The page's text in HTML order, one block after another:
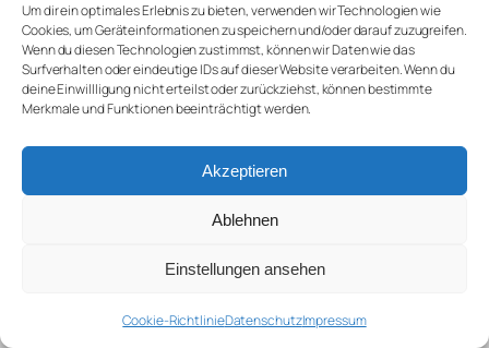
Um dir ein optimales Erlebnis zu bieten, verwenden wir Technologien wie
Cookies, um Geräteinformationen zu speichern und/oder darauf zuzugreifen.
Wenn du diesen Technologien zustimmst, können wir Daten wie das
Surfverhalten oder eindeutige IDs auf dieser Website verarbeiten. Wenn du
deine Einwillligung nicht erteilst oder zurückziehst, können bestimmte
Merkmale und Funktionen beeinträchtigt werden.
Akzeptieren
Ablehnen
Einstellungen ansehen
Cookie-RichtlinieDatenschutzImpressum
Mastodon
Bluesky
LinkInstagram
Newsletter
Kontakt
Impressum
Datenschutz
© Martin Kesper oder VG Bildkunst/Martin Kesper